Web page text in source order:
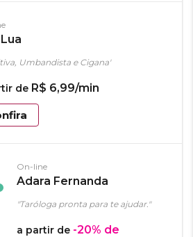
Umbandista e Cigana"
de R$ 6,99/min
On-line
Adara Fernanda
"Taróloga pronta para te ajudar."
a partir de -20% de